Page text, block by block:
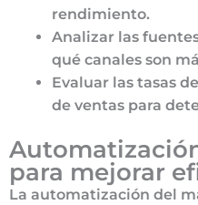
rendimiento.
Analizar las
qué canales son
Evaluar las tasas
de ventas para
para mejorar
La automatización del